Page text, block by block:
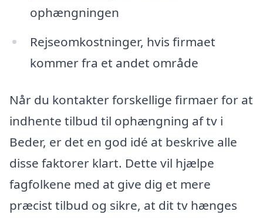
ophængningen
Rejseomkostninger, hvis firmaet
kommer fra et andet område
Når du kontakter forskellige firmaer for at
indhente tilbud til ophængning af tv i
Beder, er det en god idé at beskrive alle
disse faktorer klart. Dette vil hjælpe
fagfolkene med at give dig et mere
præcist tilbud og sikre, at dit tv hænges